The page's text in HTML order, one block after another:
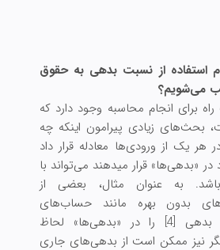
استفاده از نسبت بدهی به حقوق
می‌شویم؟
برای انجام محاسبه وجود دارد که
بحث‌های زیادی پیرامون اینکه چه
هر یک از ورودی‌ها معادله قرار داد
در «بدهی‌ها» قرار میدهند می‌تواند با
به عنوان مثال، بعضی از
بدون بهره مانند حساب‌های
پرداختنی و ذخیره بدهی [4] را در «بدهی‌ها» لحاظ
نیز ممکن است از بدهی‌های جاری